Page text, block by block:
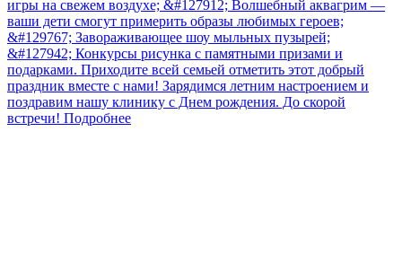
игры на свежем воздухе; &#127912; Волшебный аквагрим —
ваши дети смогут примерить образы любимых героев;
&#129767; Завораживающее шоу мыльных пузырей;
&#127942; Конкурсы рисунка с памятными призами и
подарками. Приходите всей семьей отметить этот добрый
праздник вместе с нами! Зарядимся летним настроением и
поздравим нашу клинику с Днем рождения. До скорой
встречи! Подробнее